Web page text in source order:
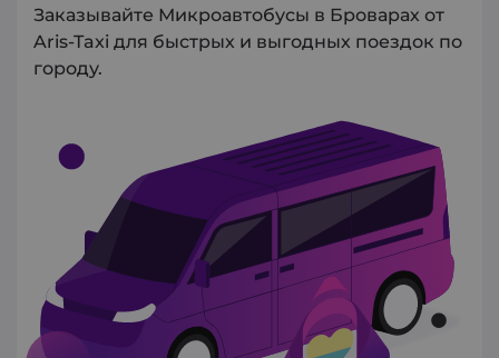
Заказывайте Микроавтобусы в Броварах от
Aris-Taxi для быстрых и выгодных поездок по
городу.